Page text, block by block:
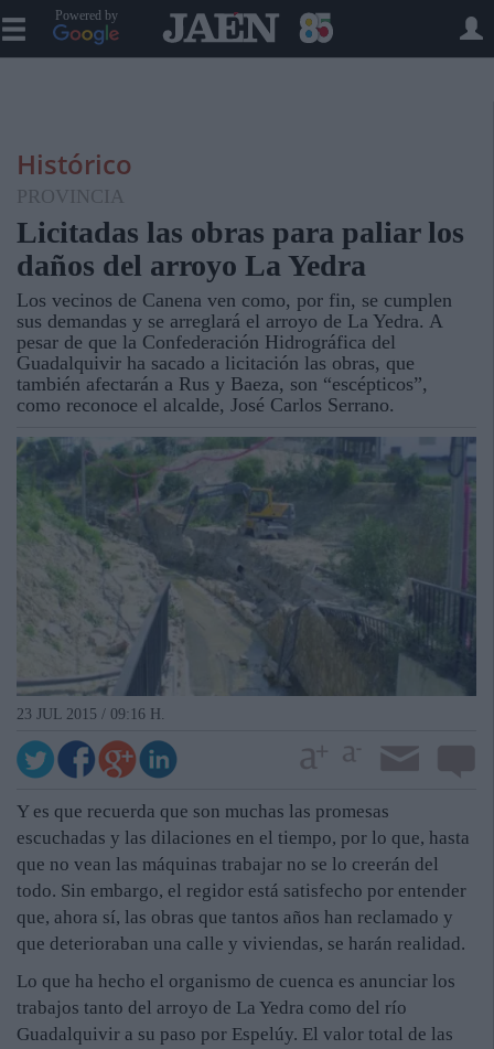
Powered by
Histórico
PROVINCIA
Licitadas las obras para paliar los
daños del arroyo La Yedra
Los vecinos de Canena ven como, por fin, se cumplen
sus demandas y se arreglará el arroyo de La Yedra. A
pesar de que la Confederación Hidrográfica del
Guadalquivir ha sacado a licitación las obras, que
también afectarán a Rus y Baeza, son “escépticos”,
como reconoce el alcalde, José Carlos Serrano.
23 JUL 2015 / 09:16 H.
Y es que recuerda que son muchas las promesas
escuchadas y las dilaciones en el tiempo, por lo que, hasta
que no vean las máquinas trabajar no se lo creerán del
todo. Sin embargo, el regidor está satisfecho por entender
que, ahora sí, las obras que tantos años han reclamado y
que deterioraban una calle y viviendas, se harán realidad.
Lo que ha hecho el organismo de cuenca es anunciar los
trabajos tanto del arroyo de La Yedra como del río
Guadalquivir a su paso por Espelúy. El valor total de las